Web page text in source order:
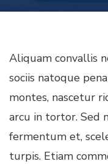
Aliquam convallis
sociis natoque
montes, nascetur
arcu in tortor. Sed
fermentum et,
turpis. Etiam